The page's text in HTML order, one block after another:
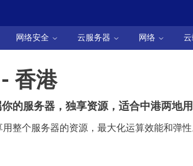
网络安全 云服务器 网络
香港
的服务器，独享资源，适合中港两地用
整个服务器的资源，最大化运算效能和弹